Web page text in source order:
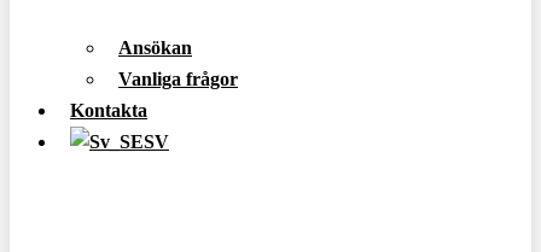
Ansökan
Vanliga frågor
Kontakta
SV